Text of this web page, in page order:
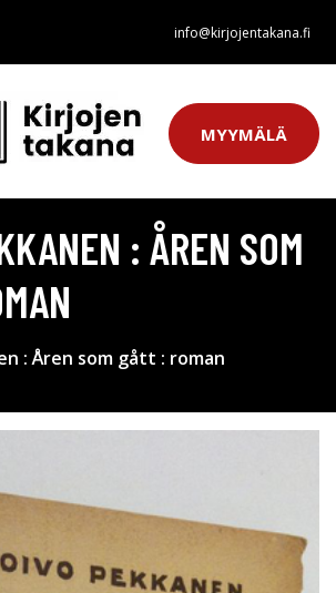
info@kirjojentakana.fi
MYYMÄLÄ
: ÅREN SOM
: Åren som gått : roman